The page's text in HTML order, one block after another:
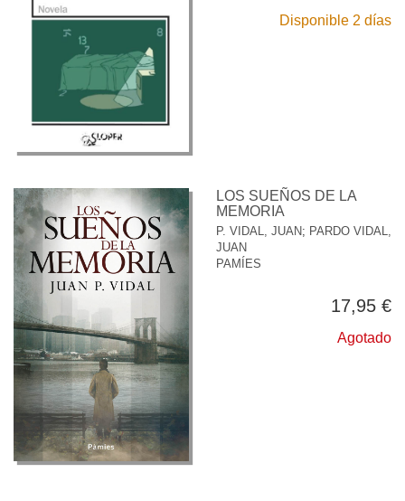
Disponible 2 días
LOS SUEÑOS DE LA
MEMORIA
P. VIDAL, JUAN ; PARDO VIDAL,
JUAN
PAMÍES
17,95 €
Agotado